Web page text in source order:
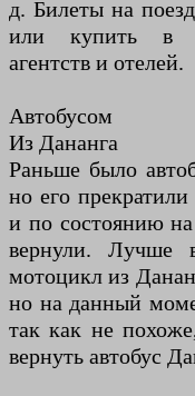
д. Билеты на
или купить в
агентств и отелей.
Автобусом
Из Дананга
Раньше было
но его
и по состоянию на
вернули. Лучше
мотоцикл из
но на данный
так как не
вернуть автобус